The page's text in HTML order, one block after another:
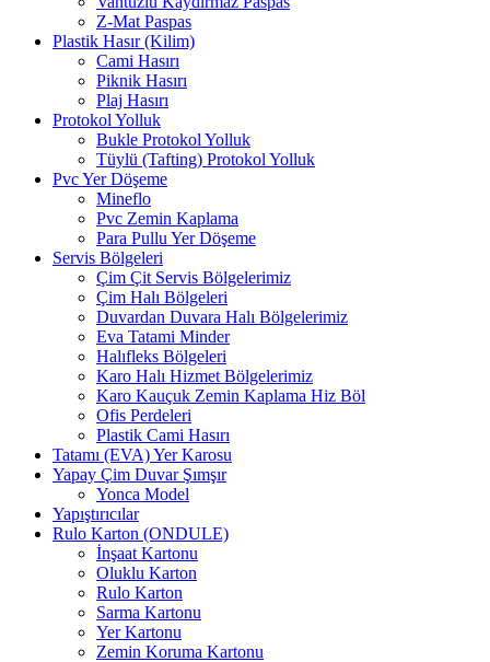
Z-Mat Paspas
Plastik Hasır (Kilim)
Cami Hasırı
Piknik Hasırı
Plaj Hasırı
Protokol Yolluk
Bukle Protokol Yolluk
Tüylü (Tafting) Protokol Yolluk
Pvc Yer Döşeme
Mineflo
Pvc Zemin Kaplama
Para Pullu Yer Döşeme
Servis Bölgeleri
Çim Çit Servis Bölgelerimiz
Çim Halı Bölgeleri
Duvardan Duvara Halı Bölgelerimiz
Eva Tatami Minder
Halıfleks Bölgeleri
Karo Halı Hizmet Bölgelerimiz
Karo Kauçuk Zemin Kaplama Hiz Böl
Ofis Perdeleri
Plastik Cami Hasırı
Tatamı (EVA) Yer Karosu
Yapay Çim Duvar Şımşır
Yonca Model
Yapıştırıcılar
Rulo Karton (ONDULE)
İnşaat Kartonu
Oluklu Karton
Rulo Karton
Sarma Kartonu
Yer Kartonu
Zemin Koruma Kartonu